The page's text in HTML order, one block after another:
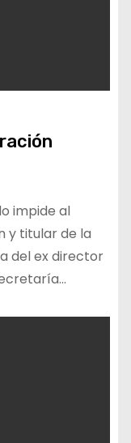
impide al
y titular de la
del ex director